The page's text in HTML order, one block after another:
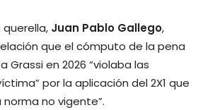
Juan Pablo Gallego,
que el cómputo de la pena
Grassi en 2026 “violaba las
por la aplicación del 2X1 que
no vigente”.